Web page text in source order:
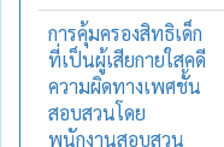
การคุ้มครองสิทธิเด็ก
ที่เป็นผู้เสียกายใสคดี
ความผิดทางเพศชั้น
สอบสวนโดย
พนักงานสอบสวน